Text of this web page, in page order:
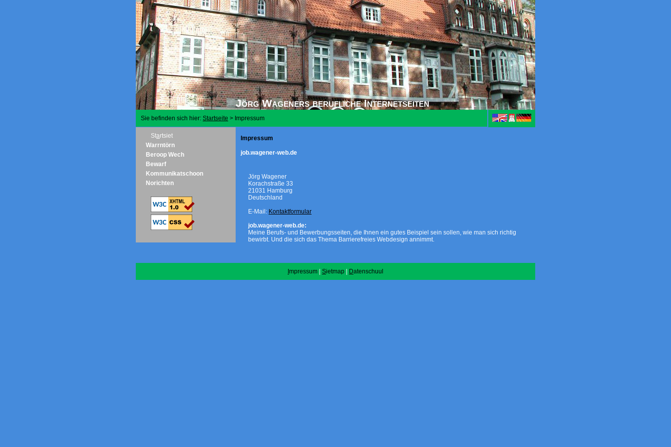
Jörg Wageners berufliche Internetseiten
Sie befinden sich hier: Startseite > Impressum
Startsiet
Warrntörn
Beroop Wech
Bewarf
Kommunikatschoon
Norichten
Impressum
job.wagener-web.de
Jörg Wagener
Korachstraße 33
21031 Hamburg
Deutschland
E-Mail: Kontaktformular
job.wagener-web.de:
Meine Berufs- und Bewerbungsseiten, die Ihnen ein gutes Beispiel sein sollen, wie man sich richtig
bewirbt. Und die sich das Thema Barrierefreies Webdesign annimmt.
mpressum Sietmap Datenschuul